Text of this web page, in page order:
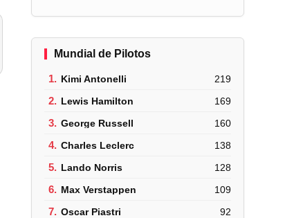
Mundial de Pilotos
1. Kimi Antonelli 219
2. Lewis Hamilton 169
3. George Russell 160
4. Charles Leclerc 138
5. Lando Norris 128
6. Max Verstappen 109
7. Oscar Piastri 92